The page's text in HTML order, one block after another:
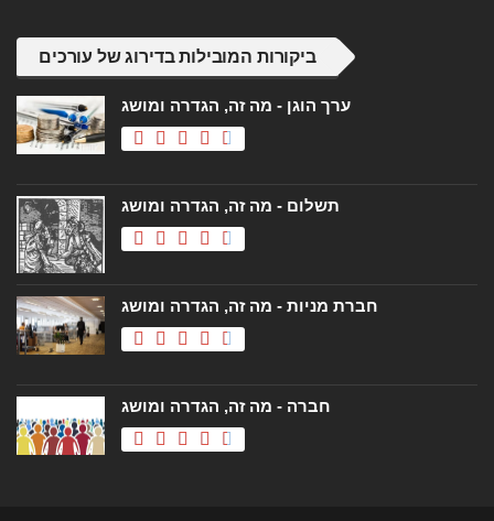
ביקורות המובילות בדירוג של עורכים
ערך הוגן - מה זה, הגדרה ומושג
תשלום - מה זה, הגדרה ומושג
חברת מניות - מה זה, הגדרה ומושג
חברה - מה זה, הגדרה ומושג